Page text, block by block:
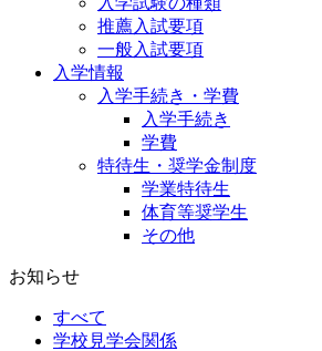
推薦入試要項
一般入試要項
入学情報
入学手続き・学費
入学手続き
学費
特待生・奨学金制度
学業特待生
体育等奨学生
その他
お知らせ
すべて
学校見学会関係